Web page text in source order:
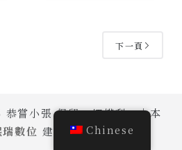
下一頁
小張 保留一切權利。｜本
瑞數位 建置維護。Chinese